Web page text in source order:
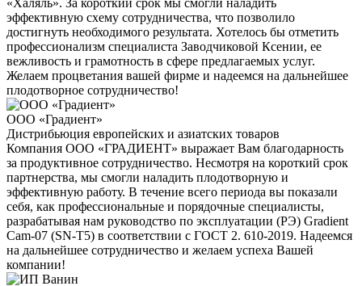
«Халяль». За короткий срок мы смогли наладить
эффективную схему сотрудничества, что позволило
достигнуть необходимого результата. Хотелось бы отметить
профессионализм специалиста Заводчиковой Ксении, ее
вежливость и грамотность в сфере предлагаемых услуг.
Желаем процветания вашей фирме и надеемся на дальнейшее
плодотворное сотрудничество!
ООО «Градиент»
Дистрибьюция европейских и азиатских товаров
Компания ООО «ГРАДИЕНТ» выражает Вам благодарность
за продуктивное сотрудничество. Несмотря на короткий срок
партнерства, мы смогли наладить плодотворную и
эффективную работу. В течение всего периода вы показали
себя, как профессиональные и порядочные специалисты,
разрабатывая нам руководство по эксплуатации (РЭ) Gradient
Cam-07 (SN-T5) в соответствии с ГОСТ 2. 610-2019. Надеемся
на дальнейшее сотрудничество и желаем успеха Вашей
компании!